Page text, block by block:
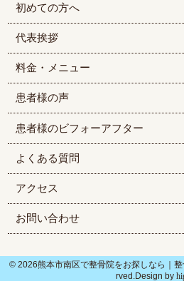
初めての方へ
代表挨拶
料金・メニュー
患者様の声
患者様のビフォーアフター
よくある質問
アクセス
お問い合わせ
© 2026熊本市南区で整骨院をお探しなら｜
rved.Design by